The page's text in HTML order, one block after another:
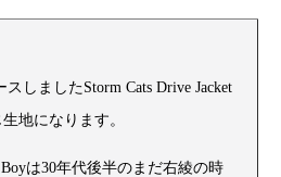
しましたStorm Cats Drive Jacket
地になります。
は30年代後半のまだ右綾の時